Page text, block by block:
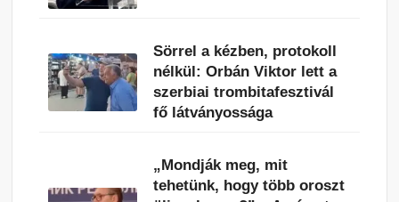
Sörrel a kézben, protokoll
nélkül: Orbán Viktor lett a
szerbiai trombitafesztivál
fő látványossága
„Mondják meg, mit
tehetünk, hogy több oroszt